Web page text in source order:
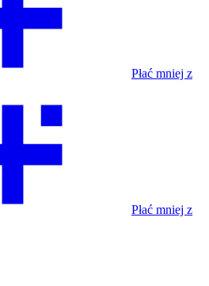
Płać mniej z
Płać mniej z